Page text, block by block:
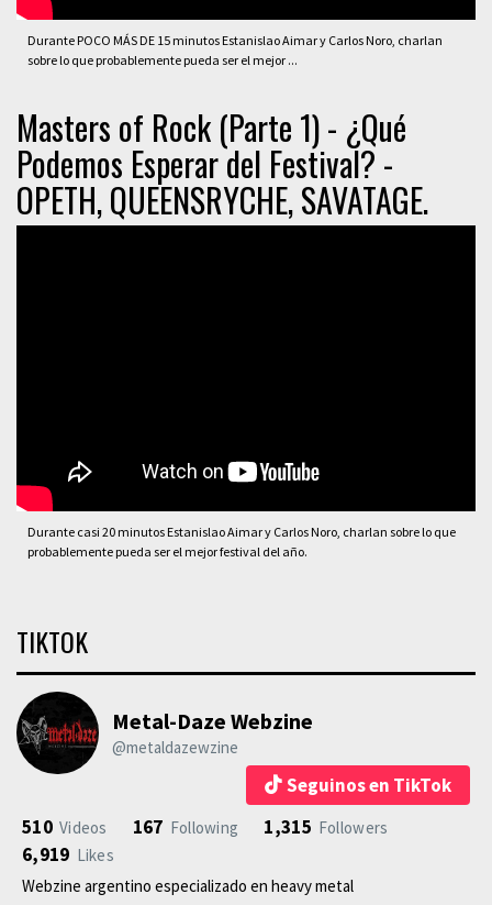
Durante POCO MÁS DE 15 minutos Estanislao Aimar y Carlos Noro, charlan
sobre lo que probablemente pueda ser el mejor ...
Masters of Rock (Parte 1) - ¿Qué
Podemos Esperar del Festival? -
OPETH, QUEENSRYCHE, SAVATAGE.
Durante casi 20 minutos Estanislao Aimar y Carlos Noro, charlan sobre lo que
probablemente pueda ser el mejor festival del año.
TIKTOK
Metal-Daze Webzine
@metaldazewzine
Seguinos en TikTok
510 Videos 167 Following 1,315 Followers
6,919 Likes
Webzine argentino especializado en heavy metal